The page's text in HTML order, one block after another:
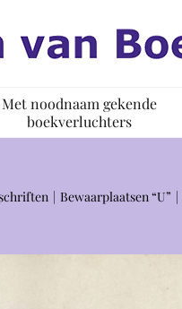
Met noodnaam gekende
boekverluchters
Bewaarplaatsen “U”